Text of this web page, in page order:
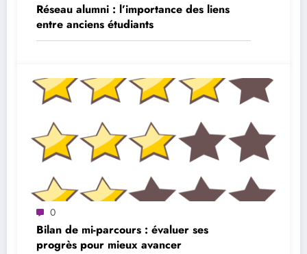
Réseau alumni : l’importance des liens
entre anciens étudiants
0
Bilan de mi-parcours : évaluer ses
progrès pour mieux avancer